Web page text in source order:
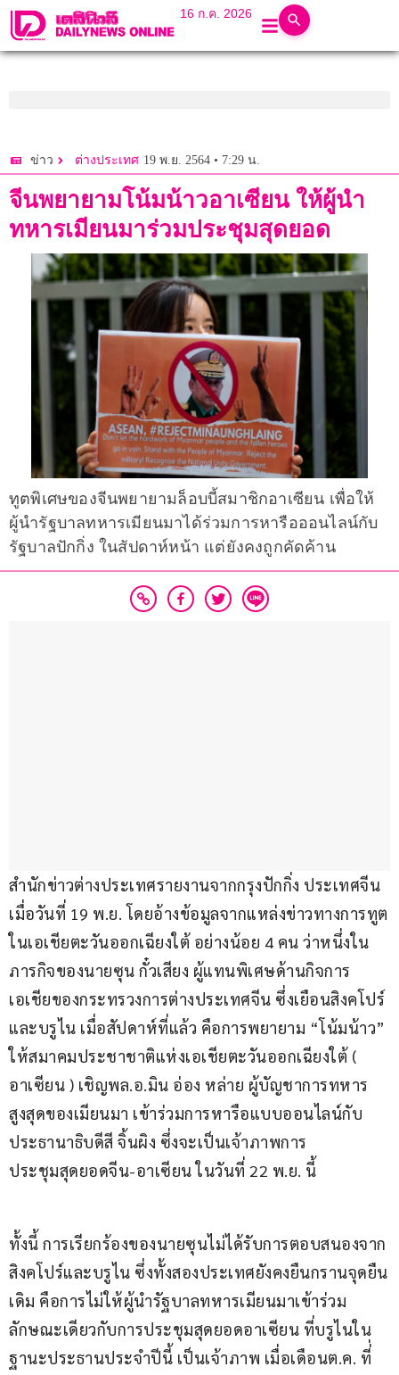
16 ก.ค. 2026
ข่าว ต่างประเทศ 19 พ.ย. 2564 • 7:29 น.
จีนพยายามโน้มน้าวอาเซียน ให้ผู้นำ
ทหารเมียนมาร่วมประชุมสุดยอด
ทูตพิเศษของจีนพยายามล็อบบี้สมาชิกอาเซียน เพื่อให้
ผู้นำรัฐบาลทหารเมียนมาได้ร่วมการหารือออนไลน์กับ
รัฐบาลปักกิ่ง ในสัปดาห์หน้า แต่ยังคงถูกคัดค้าน
สำนักข่าวต่างประเทศรายงานจากกรุงปักกิ่ง ประเทศจีน
เมื่อวันที่ 19 พ.ย. โดยอ้างข้อมูลจากแหล่งข่าวทางการทูต
ในเอเชียตะวันออกเฉียงใต้ อย่างน้อย 4 คน ว่าหนึ่งใน
ภารกิจของนายซุน กั๋วเสียง ผู้แทนพิเศษด้านกิจการ
เอเชียของกระทรวงการต่างประเทศจีน ซึ่งเยือนสิงคโปร์
และบรูไน เมื่อสัปดาห์ที่แล้ว คือการพยายาม “โน้มน้าว”
ให้สมาคมประชาชาติแห่งเอเชียตะวันออกเฉียงใต้ (
อาเซียน ) เชิญพล.อ.มิน อ่อง หล่าย ผู้บัญชาการทหาร
สูงสุดของเมียนมา เข้าร่วมการหารือแบบออนไลน์กับ
ประธานาธิบดีสี จิ้นผิง ซึ่งจะเป็นเจ้าภาพการ
ประชุมสุดยอดจีน-อาเซียน ในวันที่ 22 พ.ย. นี้
ทั้งนี้ การเรียกร้องของนายซุนไม่ได้รับการตอบสนองจาก
สิงคโปร์และบรูไน ซึ่งทั้งสองประเทศยังคงยืนกรานจุดยืน
เดิม คือการไม่ให้ผู้นำรัฐบาลทหารเมียนมาเข้าร่วม
ลักษณะเดียวกับการประชุมสุดยอดอาเซียน ที่บรูไนใน
ฐานะประธานประจำปีนี้ เป็นเจ้าภาพ เมื่อเดือนต.ค. ที่่